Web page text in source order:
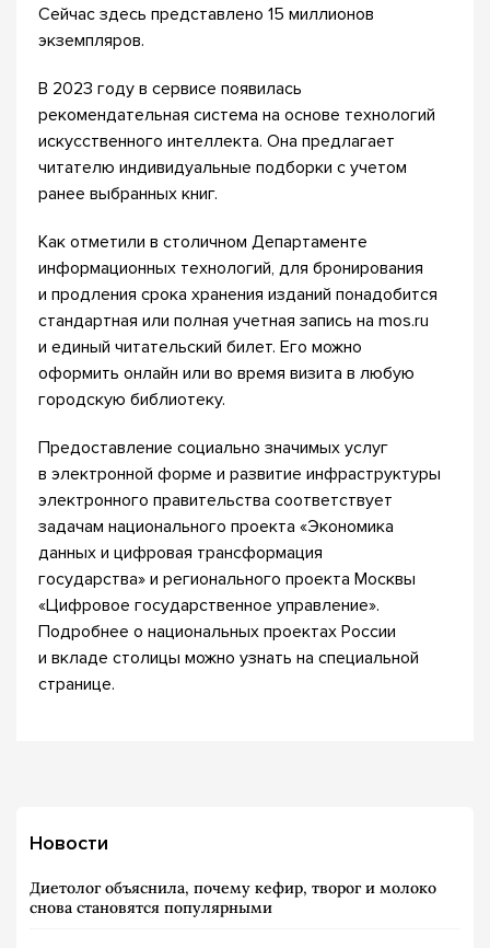
Сейчас здесь представлено 15 миллионов
экземпляров.
В 2023 году в сервисе появилась
рекомендательная система на основе технологий
искусственного интеллекта. Она предлагает
читателю индивидуальные подборки с учетом
ранее выбранных книг.
Как отметили в столичном Департаменте
информационных технологий, для бронирования
и продления срока хранения изданий понадобится
стандартная или полная учетная запись на mos.ru
и единый читательский билет. Его можно
оформить онлайн или во время визита в любую
городскую библиотеку.
Предоставление социально значимых услуг
в электронной форме и развитие инфраструктуры
электронного правительства соответствует
задачам национального проекта «Экономика
данных и цифровая трансформация
государства» и регионального проекта Москвы
«Цифровое государственное управление».
Подробнее о национальных проектах России
и вкладе столицы можно узнать на специальной
странице.
Новости
Диетолог объяснила, почему кефир, творог и молоко
снова становятся популярными